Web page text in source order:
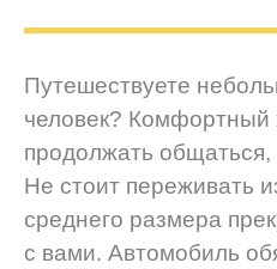
Путешествуете
человек? Комфортный
продолжать
Не стоит переживать
среднего размера
с вами. Автомобиль